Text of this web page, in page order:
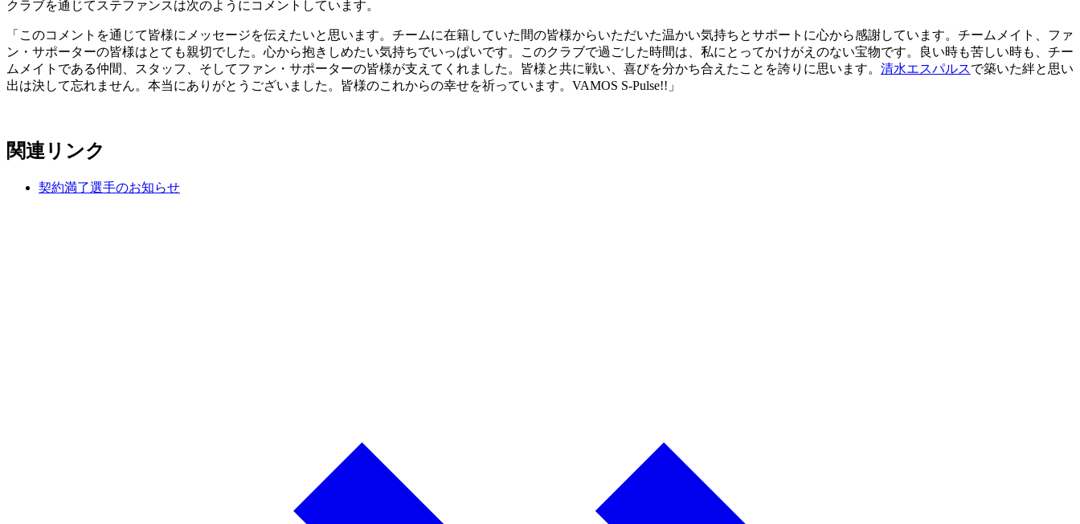
クラブを通じてステファンスは次のようにコメントしています。
「このコメントを通じて皆様にメッセージを伝えたいと思います。チームに在籍していた間の皆様からいただいた温かい気持ちとサポートに心から感謝しています。チームメイト、ファ
ン・サポーターの皆様はとても親切でした。心から抱きしめたい気持ちでいっぱいです。このクラブで過ごした時間は、私にとってかけがえのない宝物です。良い時も苦しい時も、チー
ムメイトである仲間、スタッフ、そしてファン・サポーターの皆様が支えてくれました。皆様と共に戦い、喜びを分かち合えたことを誇りに思います。 清水エスパルスで築いた絆と思い
出は決して忘れません。本当にありがとうございました。皆様のこれからの幸せを祈っています。VAMOS S-Pulse!!」
関連リンク
契約満了選手のお知らせ